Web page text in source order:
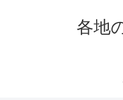
各地